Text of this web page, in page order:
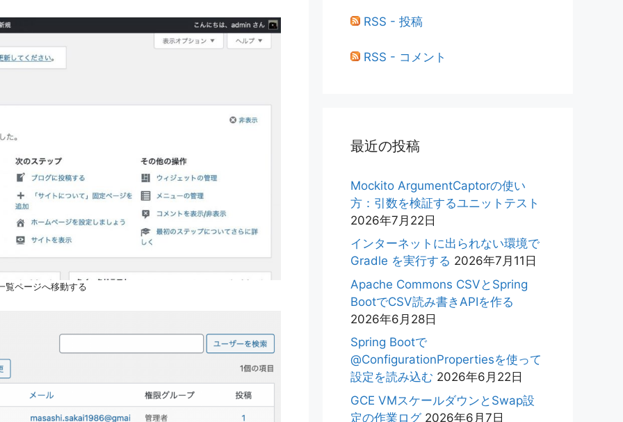
覧ページへ移動する
RSS - 投稿
RSS - コメント
最近の投稿
Mockito ArgumentCaptorの使い
方：引数を検証するユニットテスト
2026年7月22日
インターネットに出られない環境で
Gradle を実行する 2026年7月11日
Apache Commons CSVとSpring
BootでCSV読み書きAPIを作る
2026年6月28日
Spring Bootで
@ConfigurationPropertiesを使って
設定を読み込む 2026年6月22日
GCE VMスケールダウンとSwap設
定の作業ログ 2026年6月7日